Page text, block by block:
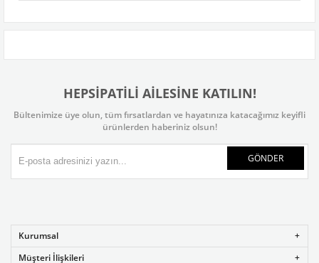
HEPSİPATİLİ AİLESİNE KATILIN!
Bültenimize üye olun, tüm fırsatlardan ve hayatınıza katacağımız keyifli
ürünlerden haberiniz olsun!
GÖNDER
Kurumsal
Müşteri İlişkileri